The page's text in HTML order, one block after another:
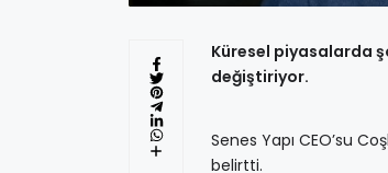
Küresel piyasalarda
değiştiriyor.
Senes Yapı CEO’su
belirtti.